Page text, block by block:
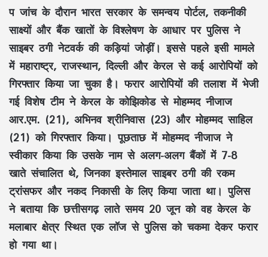
पजांच के दौरान भारत सरकार के समन्वय पोर्टल, तकनीकी
साक्ष्यों और बैंक खातों के विश्लेषण के आधार पर पुलिस ने
साइबर ठगी नेटवर्क की कड़ियां जोड़ीं। इससे पहले इसी मामले
में महाराष्ट्र, राजस्थान, दिल्ली और केरल से कई आरोपियों को
गिरफ्तार किया जा चुका है। फरार आरोपियों की तलाश में भेजी
गई विशेष टीम ने केरल के कोझिकोड से मोहम्मद नीजाज
आर.एम. (21), अभिनव श्रीनिवास (23) और मोहम्मद साहिल
(21) को गिरफ्तार किया। पूछताछ में मोहम्मद नीजाज ने
स्वीकार किया कि उसके नाम से अलग-अलग बैंकों में 7-8
खाते संचालित थे, जिनका इस्तेमाल साइबर ठगी की रकम
ट्रांसफर और नकद निकासी के लिए किया जाता था। पुलिस
ने बताया कि छत्तीसगढ़ लाते समय 20 जून को वह केरल के
मलाबार क्षेत्र स्थित एक लॉज से पुलिस को चकमा देकर फरार
हो गया था।